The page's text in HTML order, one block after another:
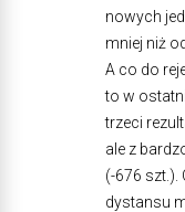
nowych
mniej niż
A co do
to w
trzeci
ale z
(-676 szt.).
dystansu